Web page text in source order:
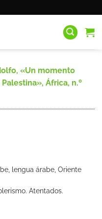
«Un momento
África, n.º
lengua árabe, Oriente
Atentados.